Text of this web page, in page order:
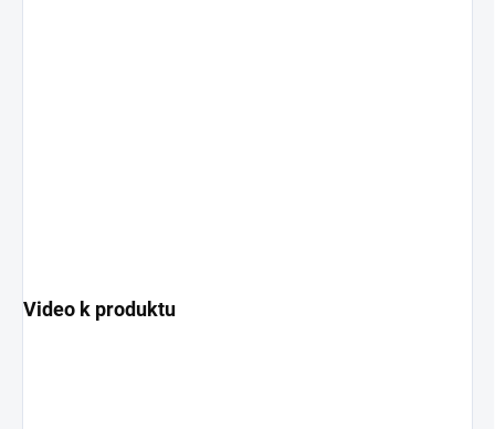
Video k produktu